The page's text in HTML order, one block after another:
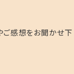
ご感想をお聞かせ下